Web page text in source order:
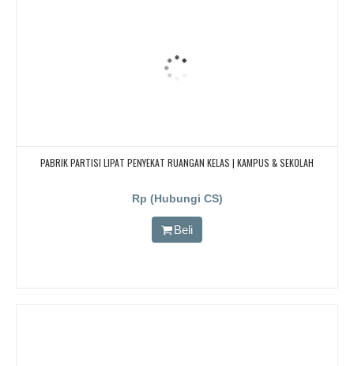
PABRIK PARTISI LIPAT PENYEKAT RUANGAN KELAS | KAMPUS & SEKOLAH
Rp (Hubungi CS)
Beli